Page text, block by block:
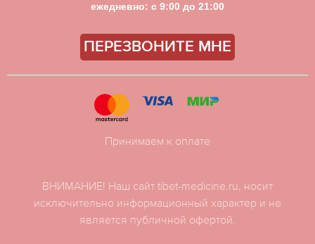
ежедневно: с 9:00 до 21:00
ПЕРЕЗВОНИТЕ МНЕ
ВНИМАНИЕ! Наш сайт tibet-medicine.ru, носит
исключительно информационный характер и не
является публичной офертой.
Принимаем к оплате